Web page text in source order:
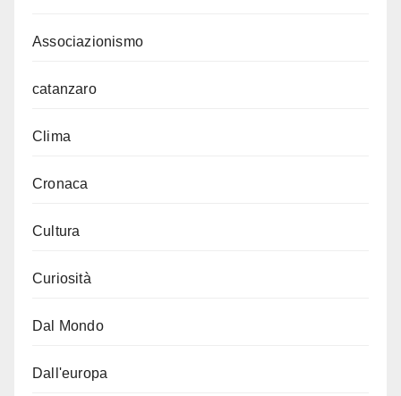
Associazionismo
catanzaro
Clima
Cronaca
Cultura
Curiosità
Dal Mondo
Dall'europa